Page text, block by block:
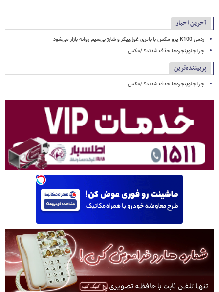
آخرین اخبار
ردمی K100 پرو مکس با باتری غول‌پیکر و شارژ بی‌سیم روانه بازار می‌شود
چرا جلوپنجره‌ها حذف شدند؟ /عکس
پربیننده‌ترین
چرا جلوپنجره‌ها حذف شدند؟ /عکس